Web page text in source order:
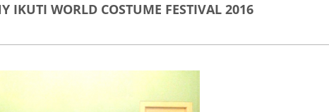
IKUTI WORLD COSTUME FESTIVAL 2016